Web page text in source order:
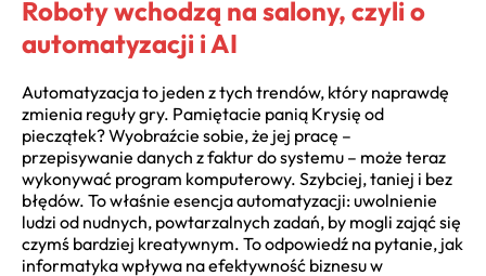
Roboty wchodzą na salony, czyli o
automatyzacji i AI
Automatyzacja to jeden z tych trendów, który naprawdę
zmienia reguły gry. Pamiętacie panią Krysię od
pieczątek? Wyobraźcie sobie, że jej pracę –
przepisywanie danych z faktur do systemu – może teraz
wykonywać program komputerowy. Szybciej, taniej i bez
błędów. To właśnie esencja automatyzacji: uwolnienie
ludzi od nudnych, powtarzalnych zadań, by mogli zająć się
czymś bardziej kreatywnym. To odpowiedź na pytanie, jak
informatyka wpływa na efektywność biznesu w